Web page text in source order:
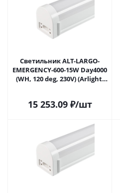
Светильник ALT-LARGO-
EMERGENCY-600-15W Day4000
(WH, 120 deg, 230V) (Arlight,
15 253.09₽/шт